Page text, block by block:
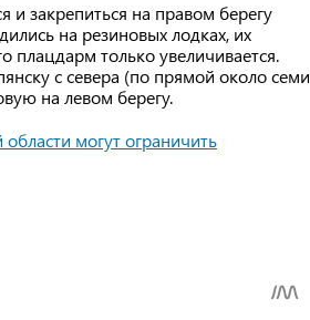
и закрепиться на правом берегу
на резиновых лодках, их
плацдарм только увеличивается.
с севера (по прямой около семи
на левом берегу.
могут ограничить